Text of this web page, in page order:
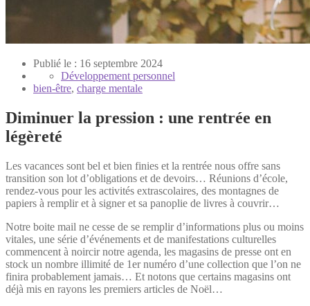
Publié le : 16 septembre 2024
Développement personnel
bien-être, charge mentale
Diminuer la pression : une rentrée en
légèreté
Les vacances sont bel et bien finies et la rentrée nous offre sans
transition son lot d’obligations et de devoirs… Réunions d’école,
rendez-vous pour les activités extrascolaires, des montagnes de
papiers à remplir et à signer et sa panoplie de livres à couvrir…
Notre boite mail ne cesse de se remplir d’informations plus ou moins
vitales, une série d’événements et de manifestations culturelles
commencent à noircir notre agenda, les magasins de presse ont en
stock un nombre illimité de 1er numéro d’une collection que l’on ne
finira probablement jamais… Et notons que certains magasins ont
déjà mis en rayons les premiers articles de Noël…